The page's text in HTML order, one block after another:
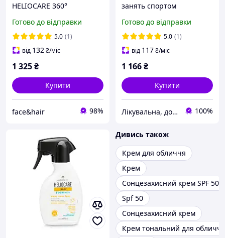
HELIOCARE 360°
Сонцезахисний
мінеральний флюїд 50 мл
Готово до відправки
5.0 (1)
від 132₴/міс
1 325₴
Купити
face&hair 98%
занять спортом
TRANSPARENT STICK
SPF50+ CANTABRIA, 25 г
Готово до відправки
5.0 (1)
від 117₴/міс
1 166₴
Купити
Лікувальна, доглядова та професійна косметика 100%
Дивись також
Крем для обличчя
Крем
Сонцезахисний крем SPF 50
Spf 50
Сонцезахисний крем
Крем тональний для обличчя